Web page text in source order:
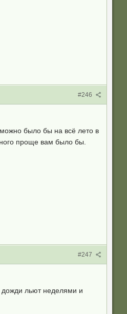
#246
было бы на всё лето в
проще вам было бы.
#247
дожди льют неделями и